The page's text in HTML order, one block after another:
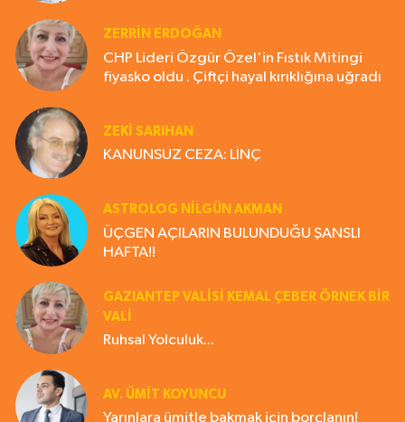
ZERRIN ERDOĞAN
CHP Lideri Özgür Özel'in Fıstık Mitingi
fiyasko oldu . Çiftçi hayal kırıklığına uğradı
ZEKI SARIHAN
KANUNSUZ CEZA: LİNÇ
ASTROLOG NILGÜN AKMAN
ÜÇGEN AÇILARIN BULUNDUĞU ŞANSLI
HAFTA!!
GAZIANTEP VALISI KEMAL ÇEBER ÖRNEK BİR
VALİ
Ruhsal Yolculuk...
AV. ÜMIT KOYUNCU
Yarınlara ümitle bakmak için borçlanın!